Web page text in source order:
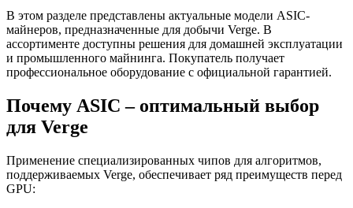
В этом разделе представлены актуальные модели ASIC-
майнеров, предназначенные для добычи Verge. В
ассортименте доступны решения для домашней эксплуатации
и промышленного майнинга. Покупатель получает
профессиональное оборудование с официальной гарантией.
Почему ASIC – оптимальный выбор
для Verge
Применение специализированных чипов для алгоритмов,
поддерживаемых Verge, обеспечивает ряд преимуществ перед
GPU: